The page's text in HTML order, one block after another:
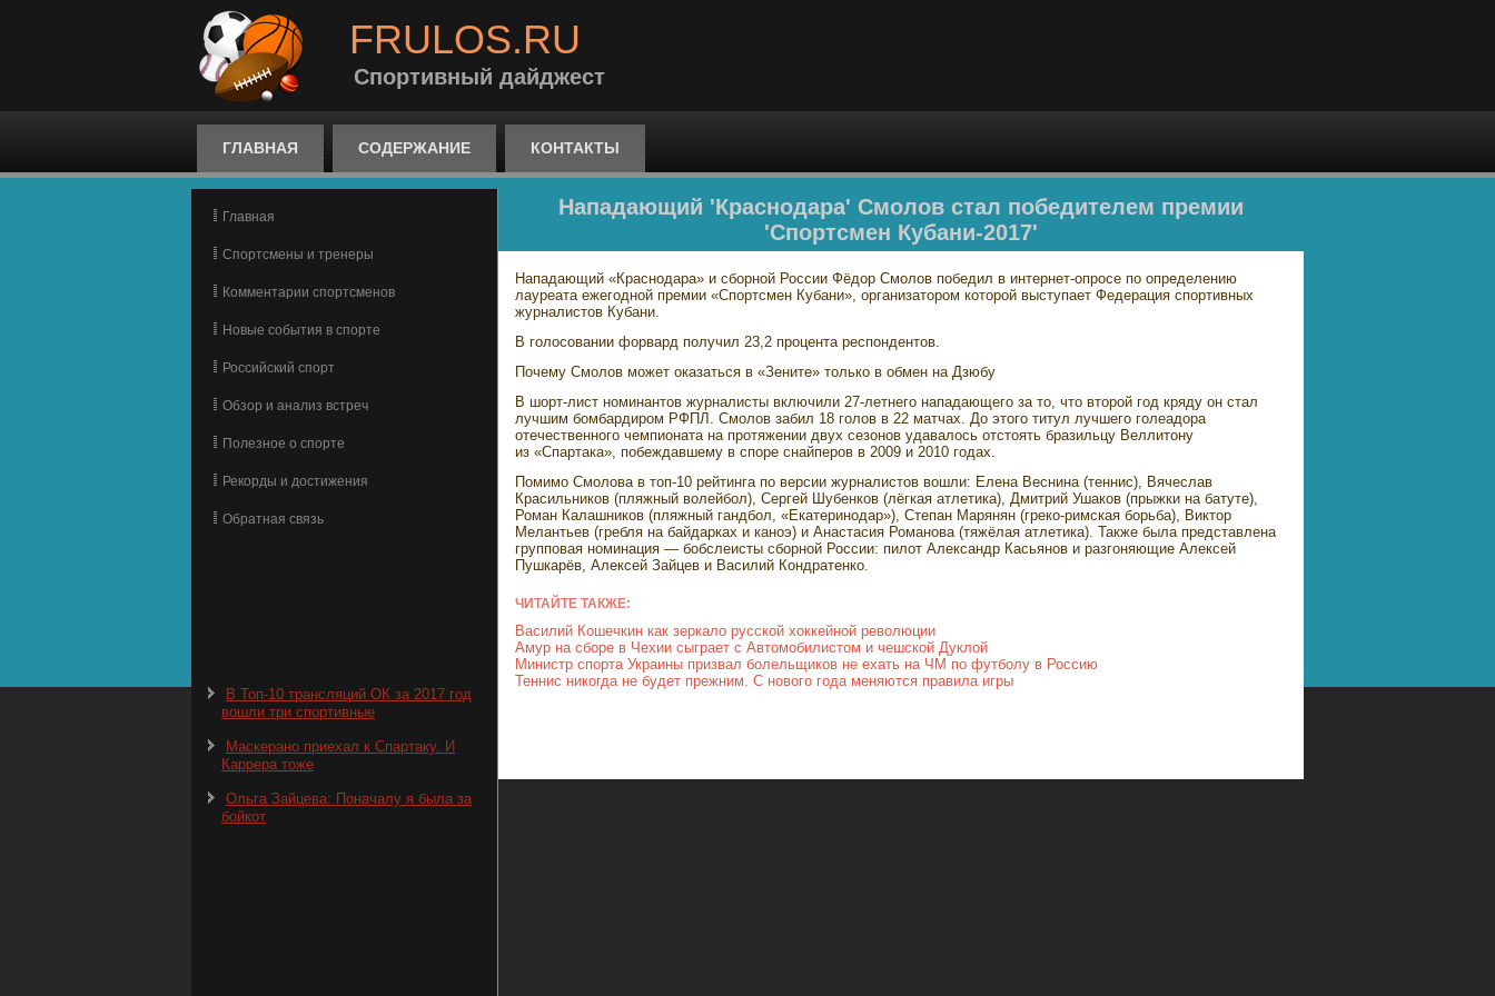
FRULOS.RU
Спортивный дайджест
ГЛАВНАЯ СОДЕРЖАНИЕ КОНТАКТЫ
Главная
Спортсмены и тренеры
Комментарии спортсменов
Новые события в спорте
Российский спорт
Обзор и анализ встреч
Полезное о спорте
Рекорды и достижения
Обратная связь
В Топ-10 трансляций ОК за 2017 год
вошли три спортивные
Маскерано приехал к Спартаку. И
Каррера тоже
Ольга Зайцева: Поначалу я была за
бойкот
Нападающий 'Краснодара' Смолов стал победителем премии
'Спортсмен Кубани-2017'
Нападающий «Краснодара» и сборной России Фёдор Смолов победил в интернет-опросе по определению
лауреата ежегодной премии «Спортсмен Кубани», организатором которой выступает Федерация спортивных
журналистов Кубани.
В голосовании форвард получил 23,2 процента респондентов.
Почему Смолов может оказаться в «Зените» только в обмен на Дзюбу
В шорт-лист номинантов журналисты включили 27-летнего нападающего за то, что второй год кряду он стал
лучшим бомбардиром РФПЛ. Смолов забил 18 голов в 22 матчах. До этого титул лучшего голеадора
отечественного чемпионата на протяжении двух сезонов удавалось отстоять бразильцу Веллитону
из «Спартака», побеждавшему в споре снайперов в 2009 и 2010 годах.
Помимо Смолова в топ-10 рейтинга по версии журналистов вошли: Елена Веснина (теннис), Вячеслав
Красильников (пляжный волейбол), Сергей Шубенков (лёгкая атлетика), Дмитрий Ушаков (прыжки на батуте),
Роман Калашников (пляжный гандбол, «Екатеринодар»), Степан Марянян (греко-римская борьба), Виктор
Мелантьев (гребля на байдарках и каноэ) и Анастасия Романова (тяжёлая атлетика). Также была представлена
групповая номинация — бобслеисты сборной России: пилот Александр Касьянов и разгоняющие Алексей
Пушкарёв, Алексей Зайцев и Василий Кондратенко.
ЧИТАЙТЕ ТАКЖЕ:
Василий Кошечкин как зеркало русской хоккейной революции
Амур на сборе в Чехии сыграет с Автомобилистом и чешской Дуклой
Министр спорта Украины призвал болельщиков не ехать на ЧМ по футболу в Россию
Теннис никогда не будет прежним. С нового года меняются правила игры